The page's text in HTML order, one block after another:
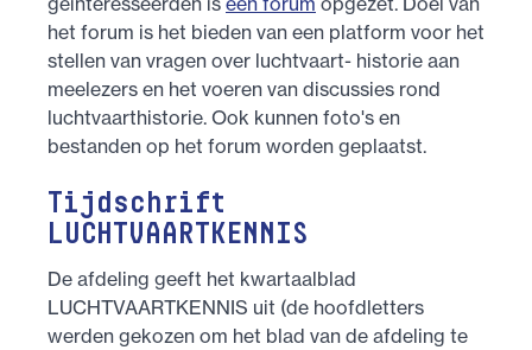
het forum is het bieden van een platform voor het
stellen van vragen over luchtvaart- historie aan
meelezers en het voeren van discussies rond
luchtvaarthistorie. Ook kunnen foto's en
bestanden op het forum worden geplaatst.
Tijdschrift
LUCHTVAARTKENNIS
De afdeling geeft het kwartaalblad
LUCHTVAARTKENNIS uit (de hoofdletters
werden gekozen om het blad van de afdeling te